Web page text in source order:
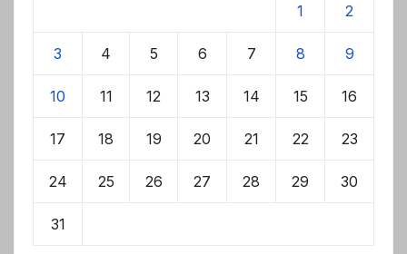
1 2
3 4 5 6 7 8 9
10 11 12 13 14 15 16
17 18 19 20 21 22 23
24 25 26 27 28 29 30
31